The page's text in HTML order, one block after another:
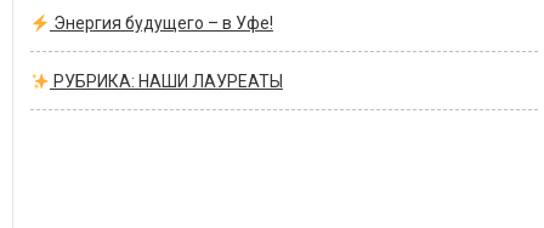
Энергия будущего – в Уфе!
РУБРИКА: НАШИ ЛАУРЕАТЫ